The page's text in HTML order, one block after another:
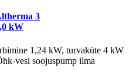
3
kW
1,24 kW, turvaküte 4 kW
vesi soojuspump ilma